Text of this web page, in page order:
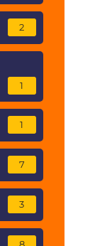
2
1
1
7
3